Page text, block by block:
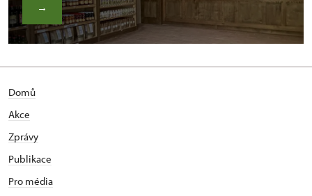
→
Domů
Akce
Zprávy
Publikace
Pro média